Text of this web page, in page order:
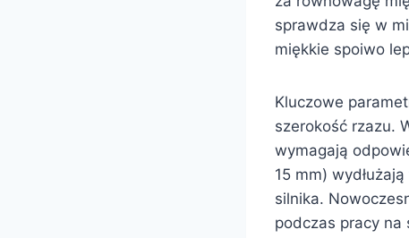
sprawdza się w
miękkie spoiwo
Kluczowe
szerokość rzazu.
wymagają
15 mm)
silnika.
podczas pracy na